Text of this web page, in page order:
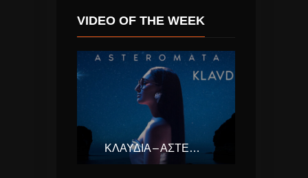
VIDEO OF THE WEEK
ΚΛΑΥΔΊΑ – ΑΣΤΕΡΟΜΆΤΑ (EUROVISION ΕΛΛΆΔΑ 2025)